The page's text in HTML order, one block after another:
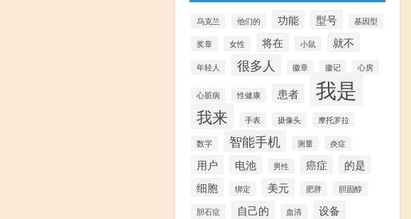
乌克兰 他们的 功能 型号 基因型
奖章 女性 将在 小鼠 就不
年轻人 很多人 徽章 徽记 心房
心脏病 性健康 患者 我是
我来 手表 摄像头 摩托罗拉
数字 智能手机 测量 炎症
用户 电池 男性 癌症
的是
细胞
绑定 美元 肥胖 胆固醇
胆石症 自己的 血清 设备